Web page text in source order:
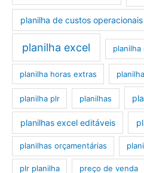
planilha de custos operacionais
planilha excel planilha
planilha horas extras
planilha plr planilhas
planilhas excel editáveis
planilhas orçamentárias
plr planilha preço de venda